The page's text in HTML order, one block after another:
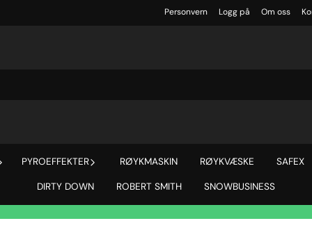
Personvern Logg på Om oss
PYROEFFEKTER RØYKMASKIN RØYKVÆSKE SAFEX
DIRTY DOWN ROBERT SMITH SNOWBUSINESS